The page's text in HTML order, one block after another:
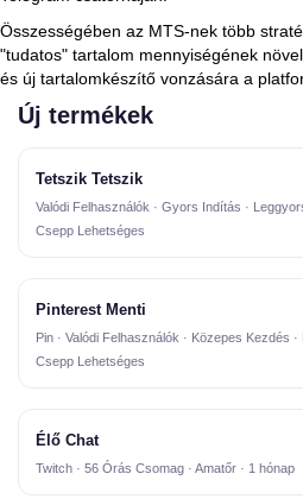
Összességében az MTS-nek több
"tudatos" tartalom mennyiségének
és új tartalomkészítő vonzására a
Új termékek
Tetszik Tetszik
Valódi Felhasználók · Gyors Indítás ·
Csepp Lehetséges
Pinterest Menti
Pin · Valódi Felhasználók · Közepes Kezdés
Csepp Lehetséges
Élő Chat
Twitch · 56 Órás Csomag · Amatőr · 1 hónap